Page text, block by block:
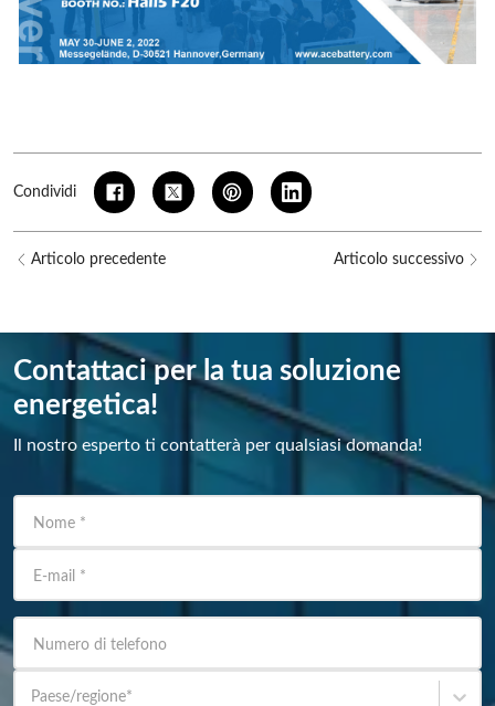
Condividi
Articolo precedente Articolo successivo
Contattaci per la tua soluzione
energetica!
Il nostro esperto ti contatterà per qualsiasi domanda!
Nome *
E-mail *
Numero di telefono
Paese/regione*